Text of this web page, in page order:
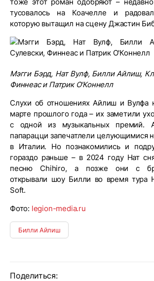
тусовалось на Коачелле и
которую вытащил на сцену Джастин
Мэгги Бэрд, Нат Вулф, Билли Айлиш,
Финнеас и Патрик О'Коннелл
Слухи об отношениях Айлиш и Вулфа
марте прошлого года – их заметили
с одной из музыкальных
папарацци запечатлели целующимися
в Италии. Но познакомились и
гораздо раньше – в 2024 году Нат
песню Chihiro, а позже они с
открывали шоу Билли во время тура
Soft.
Фото: legion-media.ru
Билли Айлиш
Поделиться: